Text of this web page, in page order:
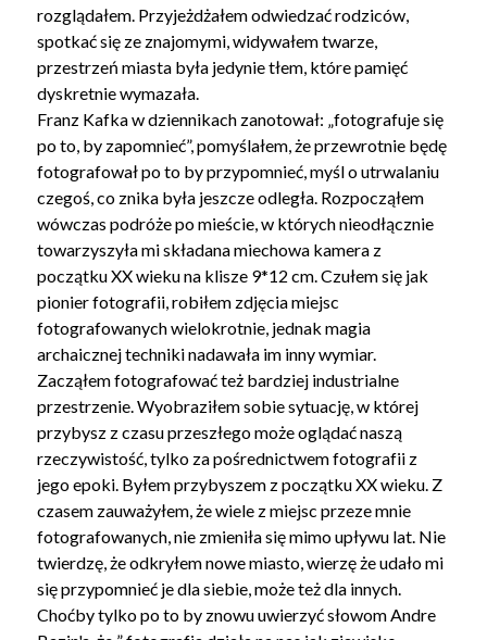
rozglądałem. Przyjeżdżałem odwiedzać rodziców,
spotkać się ze znajomymi, widywałem twarze,
przestrzeń miasta była jedynie tłem, które pamięć
dyskretnie wymazała.
Franz Kafka w dziennikach zanotował: „fotografuje się
po to, by zapomnieć”, pomyślałem, że przewrotnie będę
fotografował po to by przypomnieć, myśl o utrwalaniu
czegoś, co znika była jeszcze odległa. Rozpocząłem
wówczas podróże po mieście, w których nieodłącznie
towarzyszyła mi składana miechowa kamera z
początku XX wieku na klisze 9*12 cm. Czułem się jak
pionier fotografii, robiłem zdjęcia miejsc
fotografowanych wielokrotnie, jednak magia
archaicznej techniki nadawała im inny wymiar.
Zacząłem fotografować też bardziej industrialne
przestrzenie. Wyobraziłem sobie sytuację, w której
przybysz z czasu przeszłego może oglądać naszą
rzeczywistość, tylko za pośrednictwem fotografii z
jego epoki. Byłem przybyszem z początku XX wieku. Z
czasem zauważyłem, że wiele z miejsc przeze mnie
fotografowanych, nie zmieniła się mimo upływu lat. Nie
twierdzę, że odkryłem nowe miasto, wierzę że udało mi
się przypomnieć je dla siebie, może też dla innych.
Choćby tylko po to by znowu uwierzyć słowom Andre